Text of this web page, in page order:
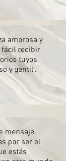
amorosa y
fácil recibir
tuyos
y gentil".
mensaje.
por ser el
estás